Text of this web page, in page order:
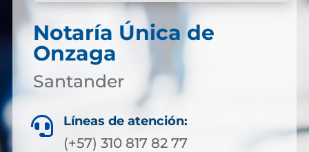
Notaría Única de
Onzaga
Santander
 Líneas de atención:
(+57) 310 817 82 77